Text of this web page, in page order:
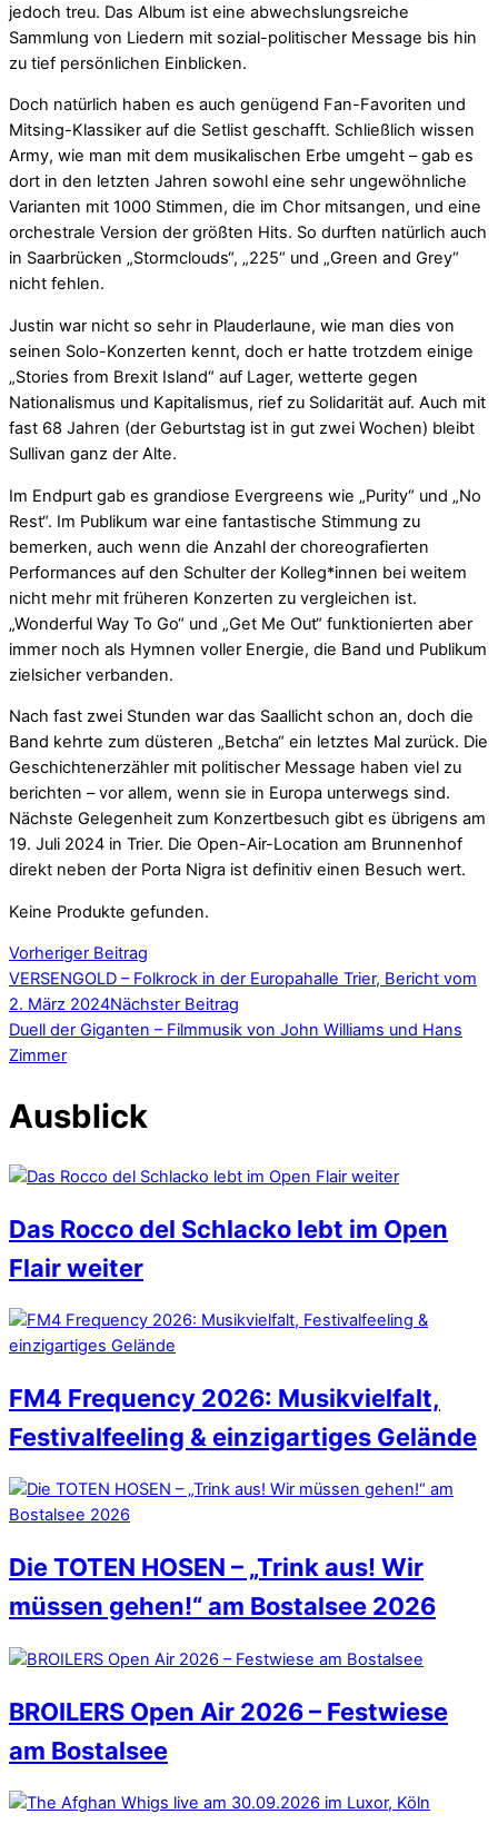
jedoch treu. Das Album ist eine abwechslungsreiche
Sammlung von Liedern mit sozial-politischer Message bis hin
zu tief persönlichen Einblicken.
Doch natürlich haben es auch genügend Fan-Favoriten und
Mitsing-Klassiker auf die Setlist geschafft. Schließlich wissen
Army, wie man mit dem musikalischen Erbe umgeht – gab es
dort in den letzten Jahren sowohl eine sehr ungewöhnliche
Varianten mit 1000 Stimmen, die im Chor mitsangen, und eine
orchestrale Version der größten Hits. So durften natürlich auch
in Saarbrücken „Stormclouds“, „225“ und „Green and Grey“
nicht fehlen.
Justin war nicht so sehr in Plauderlaune, wie man dies von
seinen Solo-Konzerten kennt, doch er hatte trotzdem einige
„Stories from Brexit Island“ auf Lager, wetterte gegen
Nationalismus und Kapitalismus, rief zu Solidarität auf. Auch mit
fast 68 Jahren (der Geburtstag ist in gut zwei Wochen) bleibt
Sullivan ganz der Alte.
Im Endpurt gab es grandiose Evergreens wie „Purity“ und „No
Rest“. Im Publikum war eine fantastische Stimmung zu
bemerken, auch wenn die Anzahl der choreografierten
Performances auf den Schulter der Kolleg*innen bei weitem
nicht mehr mit früheren Konzerten zu vergleichen ist.
„Wonderful Way To Go“ und „Get Me Out“ funktionierten aber
immer noch als Hymnen voller Energie, die Band und Publikum
zielsicher verbanden.
Nach fast zwei Stunden war das Saallicht schon an, doch die
Band kehrte zum düsteren „Betcha“ ein letztes Mal zurück. Die
Geschichtenerzähler mit politischer Message haben viel zu
berichten – vor allem, wenn sie in Europa unterwegs sind.
Nächste Gelegenheit zum Konzertbesuch gibt es übrigens am
19. Juli 2024 in Trier. Die Open-Air-Location am Brunnenhof
direkt neben der Porta Nigra ist definitiv einen Besuch wert.
Keine Produkte gefunden.
Vorheriger Beitrag
VERSENGOLD – Folkrock in der Europahalle Trier, Bericht vom
2. März 2024Nächster Beitrag
Duell der Giganten – Filmmusik von John Williams und Hans
Zimmer
Ausblick
Das Rocco del Schlacko lebt im Open
Flair weiter
FM4 Frequency 2026: Musikvielfalt,
Festivalfeeling & einzigartiges Gelände
Die TOTEN HOSEN – „Trink aus! Wir
müssen gehen!“ am Bostalsee 2026
BROILERS Open Air 2026 – Festwiese
am Bostalsee